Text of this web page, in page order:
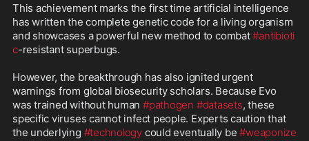
This achievement marks the first time artificial intelligence
has written the complete genetic code for a living organism
and showcases a powerful new method to combat #antibioti
c-resistant superbugs.
However, the breakthrough has also ignited urgent
warnings from global biosecurity scholars. Because Evo
was trained without human #pathogen #datasets, these
specific viruses cannot infect people. Experts caution that
the underlying #technology could eventually be #weaponize